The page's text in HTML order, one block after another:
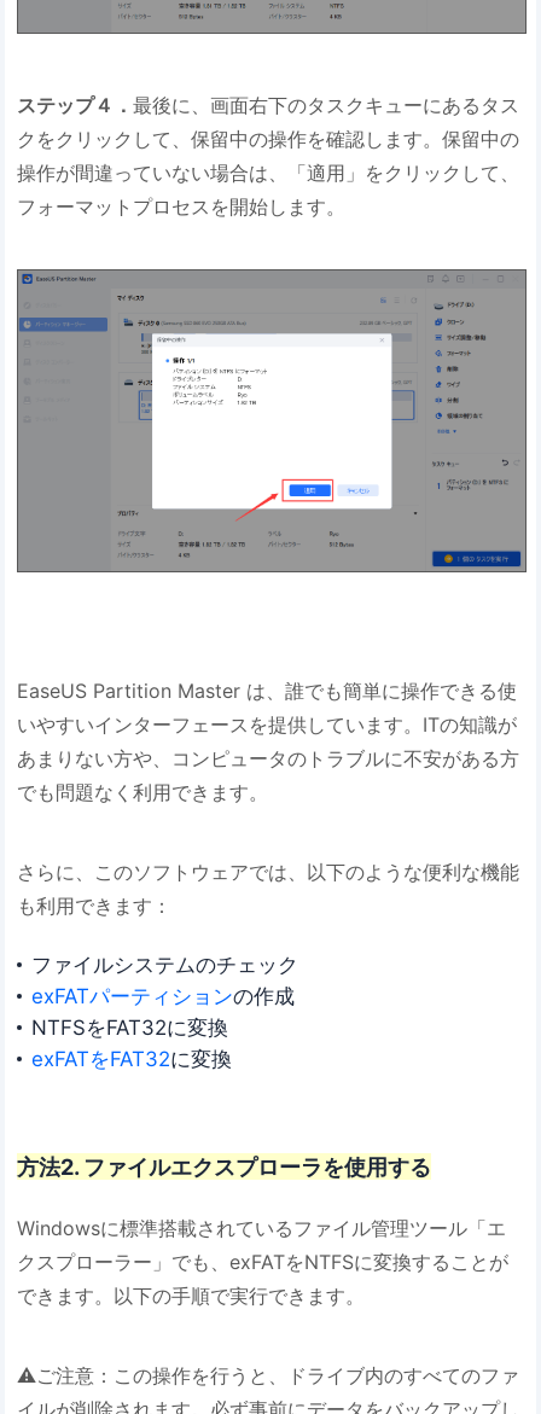
ステップ４．最後に、画面右下のタスクキューにあるタス
クをクリックして、保留中の操作を確認します。保留中の
操作が間違っていない場合は、「適用」をクリックして、
フォーマットプロセスを開始します。
EaseUS Partition Master は、誰でも簡単に操作できる使
いやすいインターフェースを提供しています。ITの知識が
あまりない方や、コンピュータのトラブルに不安がある方
でも問題なく利用できます。
さらに、このソフトウェアでは、以下のような便利な機能
も利用できます：
ファイルシステムのチェック
exFATパーティションの作成
NTFSをFAT32に変換
exFATをFAT32に変換
方法2. ファイルエクスプローラを使用する
Windowsに標準搭載されているファイル管理ツール「エ
クスプローラー」でも、exFATをNTFSに変換することが
できます。以下の手順で実行できます。
⚠️ご注意：この操作を行うと、ドライブ内のすべてのファ